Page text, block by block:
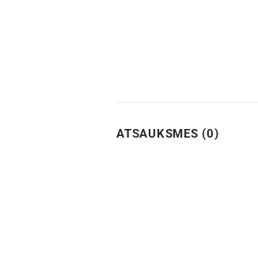
ATSAUKSMES (0)